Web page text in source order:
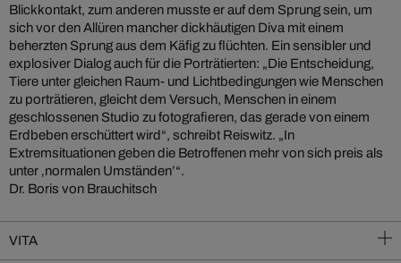
Blickkontakt, zum anderen musste er auf dem Sprung sein, um
sich vor den Allüren mancher dickhäutigen Diva mit einem
beherzten Sprung aus dem Käfig zu flüchten. Ein sensibler und
explosiver Dialog auch für die Porträtierten: „Die Entscheidung,
Tiere unter gleichen Raum- und Lichtbedingungen wie Menschen
zu porträtieren, gleicht dem Versuch, Menschen in einem
geschlossenen Studio zu fotografieren, das gerade von einem
Erdbeben erschüttert wird“, schreibt Reiswitz. „In
Extremsituationen geben die Betroffenen mehr von sich preis als
unter ‚normalen Umständen’“.
Dr. Boris von Brauchitsch
VITA